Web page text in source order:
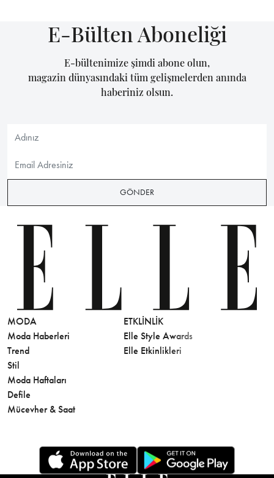
E-Bülten Aboneliği
E-bültenimize şimdi abone olun,
magazin dünyasındaki tüm gelişmelerden anında
haberiniz olsun.
GÖNDER
MODA
Moda Haberleri
Trend
Stil
Moda Haftaları
Defile
Mücevher & Saat
ETKLINLIK
Elle Style Awards
Elle Etkinlikleri